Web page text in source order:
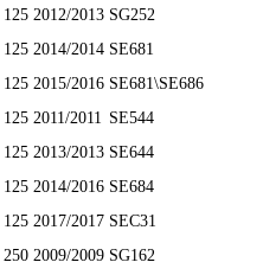
125 2012/2013 SG252
125 2014/2014 SE681
125 2015/2016 SE681\SE686
125 2011/2011
SE544
125 2013/2013 SE644
125 2014/2016 SE684
125 2017/2017 SEC31
250 2009/2009 SG162